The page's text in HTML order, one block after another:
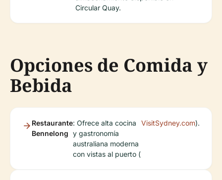
Circular Quay.
Opciones de Comida y
Bebida
Restaurante
Bennelong
: Ofrece alta cocina
y gastronomía
australiana moderna
con vistas al puerto (
VisitSydney.com).